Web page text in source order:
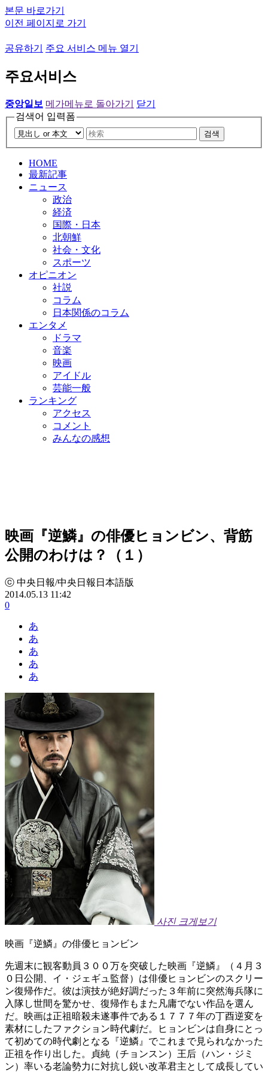
본문 바로가기
이전 페이지로 가기
공유하기 주요 서비스 메뉴 열기
주요서비스
중앙일보 메가메뉴로 돌아가기
닫기
검색어 입력폼
검색
HOME
最新記事
ニュース
政治
経済
国際・日本
北朝鮮
社会・文化
スポーツ
オピニオン
社説
コラム
日本関係のコラム
エンタメ
ドラマ
音楽
映画
アイドル
芸能一般
ランキング
アクセス
コメント
みんなの感想
映画『逆鱗』の俳優ヒョンビン、背筋
公開のわけは？（１）
ⓒ 中央日報/中央日報日本語版
2014.05.13 11:42
0
あ
あ
あ
あ
あ
사진 크게보기
映画『逆鱗』の俳優ヒョンビン
先週末に観客動員３００万を突破した映画『逆鱗』（４月３
０日公開、イ・ジェギュ監督）は俳優ヒョンビンのスクリー
ン復帰作だ。彼は演技が絶好調だった３年前に突然海兵隊に
入隊し世間を驚かせ、復帰作もまた凡庸でない作品を選ん
だ。映画は正祖暗殺未遂事件である１７７７年の丁酉逆変を
素材にしたファクション時代劇だ。ヒョンビンは自身にとっ
て初めての時代劇となる『逆鱗』でこれまで見られなかった
正祖を作り出した。貞純（チョンスン）王后（ハン・ジミ
ン）率いる老論勢力に対抗し鋭い改革君主として成長してい